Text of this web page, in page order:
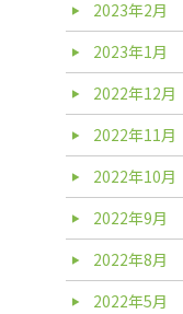
2023年2月
2023年1月
2022年12月
2022年11月
2022年10月
2022年9月
2022年8月
2022年5月